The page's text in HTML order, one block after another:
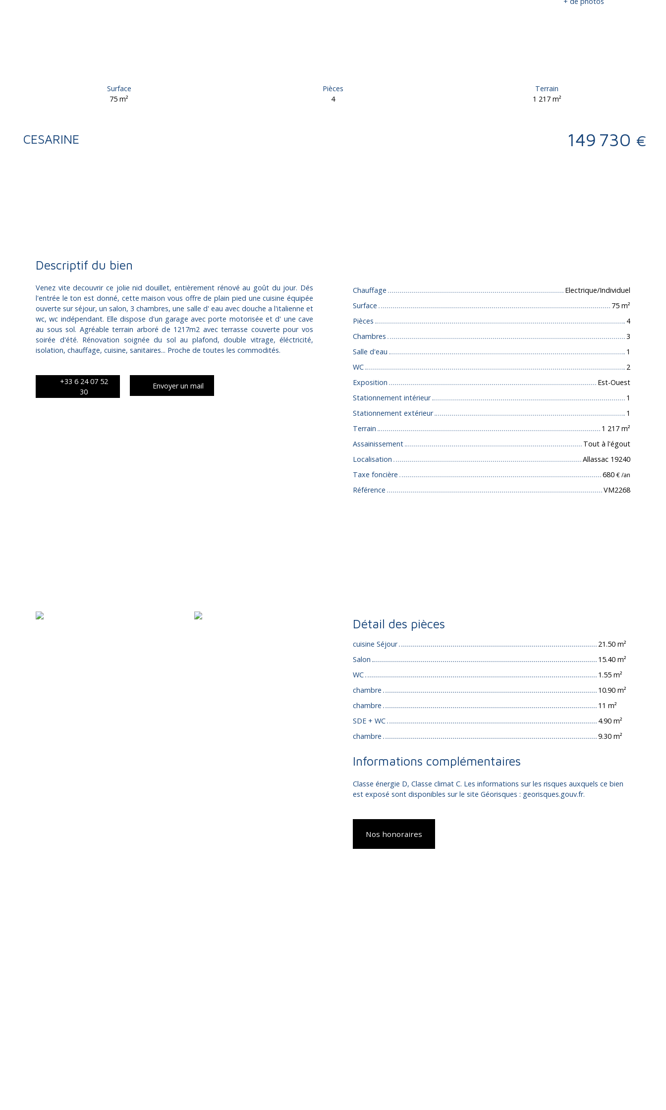
Surface
75m²
Pièces
4
Terrain
1 217 m²
CESARINE 149 730 €
Descriptif du bien
Venez vite decouvrir ce jolie nid douillet, entièrement rénové au goût du jour. Dés
l'entrée le ton est donné, cette maison vous offre de plain pied une cuisine équipée
ouverte sur séjour, un salon, 3 chambres, une salle d' eau avec douche a l'italienne et
wc, wc indépendant. Elle dispose d'un garage avec porte motorisée et d' une cave
au sous sol. Agréable terrain arboré de 1217m2 avec terrasse couverte pour vos
soirée d'été. Rénovation soignée du sol au plafond, double vitrage, éléctricité,
isolation, chauffage, cuisine, sanitaires... Proche de toutes les commodités.
+33 6 24 07 52
30
Envoyer un mail
Chauffage
Electrique/Individuel
Surface
75 m²
Pièces
4
Chambres
3
Salle d'eau
1
WC
2
Exposition
Est-Ouest
Stationnement intérieur
1
Stationnement extérieur
1
Terrain
1 217 m²
Assainissement
Tout à l'égout
Localisation
Allassac 19240
Taxe foncière
680 € /an
Référence VM2268
Détail des pièces
cuisine Séjour
21.50 m²
Salon
15.40 m²
WC
1.55 m²
chambre
10.90 m²
chambre
11 m²
SDE + WC
4.90 m²
chambre
9.30 m²
Informations complémentaires
Classe énergie D, Classe climat C. Les informations sur les risques auxquels ce bien
est exposé sont disponibles sur le site Géorisques : georisques.gouv.fr.
Nos honoraires